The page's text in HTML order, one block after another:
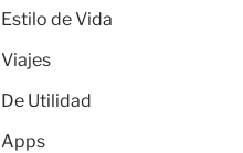
Estilo de Vida
Viajes
De Utilidad
Apps